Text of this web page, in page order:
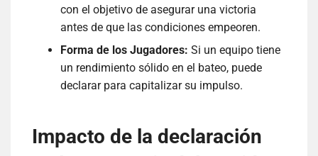
con el objetivo de asegurar una victoria
antes de que las condiciones empeoren.
Forma de los Jugadores: Si un equipo tiene
un rendimiento sólido en el bateo, puede
declarar para capitalizar su impulso.
Impacto de la declaración